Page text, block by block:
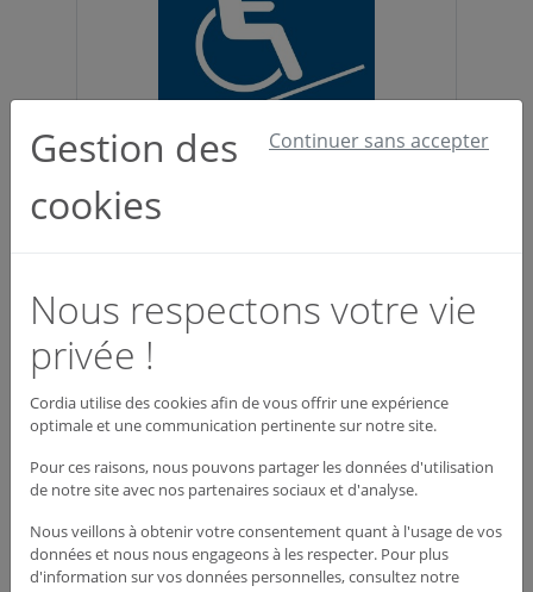
Signalisation handicapé 2 carré – PVC –
Signalisation réservé handicapé – vinyle –
L.300 x H.150 mm
Ref: SHAV1003
Gestion des
cookies
Continuer sans accepter
Nous respectons votre vie
privée !
Cordia utilise des cookies afin de vous offrir une expérience
optimale et une communication pertinente sur notre site.
Pour ces raisons, nous pouvons partager les données d'utilisation
de notre site avec nos partenaires sociaux et d'analyse.
Nous veillons à obtenir votre consentement quant à l'usage de vos
données et nous nous engageons à les respecter. Pour plus
d'information sur vos données personnelles, consultez notre